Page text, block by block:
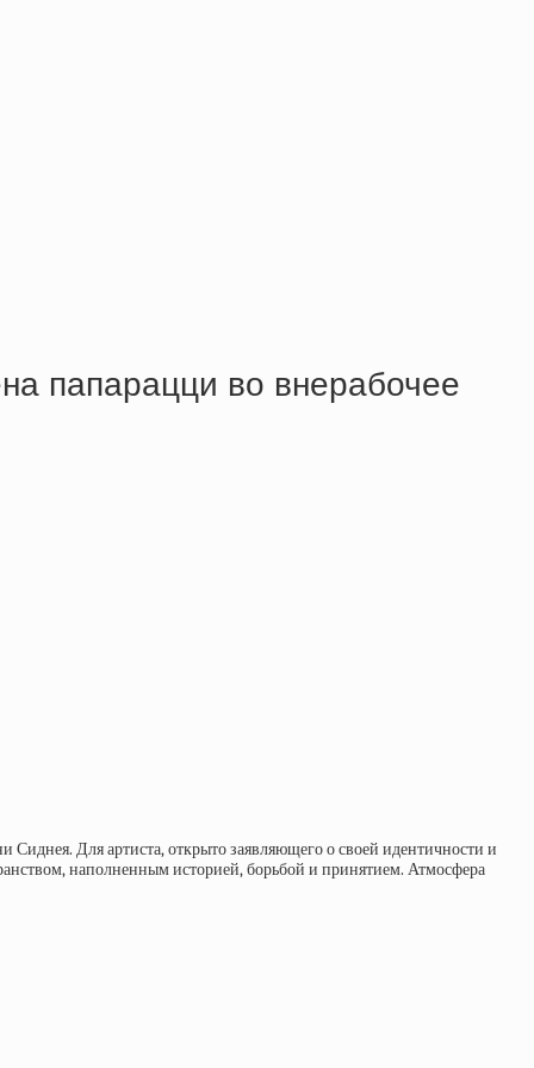
папарацци во внерабочее
Для артиста, открыто заявляющего о своей идентичности и
наполненным историей, борьбой и принятием. Атмосфера